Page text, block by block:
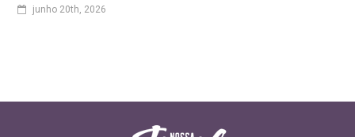
junho 20th, 2026